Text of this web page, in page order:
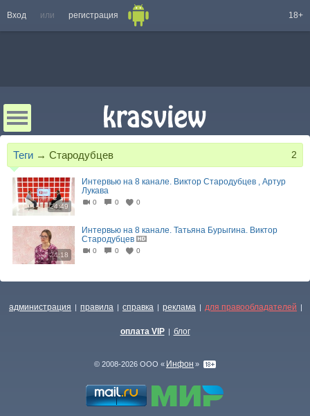
Вход или регистрация 18+
Теги → Стародубцев 2
24:49
Интервью на 8 канале. Виктор Стародубцев , Артур
Лукава
0 0 0
24:18
Интервью на 8 канале. Татьяна Бурыгина. Виктор
Стародубцев
0 0 0
администрация | правила | справка | реклама | для правообладателей |
оплата VIP | блог
© 2008-2026 ООО « Инфон »